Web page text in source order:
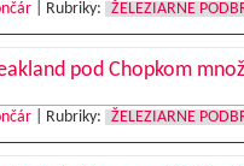
| Rubriky: ŽELEZIARNE
pod Chopkom
| Rubriky: ŽELEZIARNE